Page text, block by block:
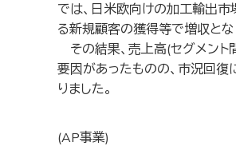
では、日米欧向けの加工輸出
る新規顧客の獲得等で増収とな
その結果、売上高(セグメン
要因があったものの、市況回
りました。
(AP事業)